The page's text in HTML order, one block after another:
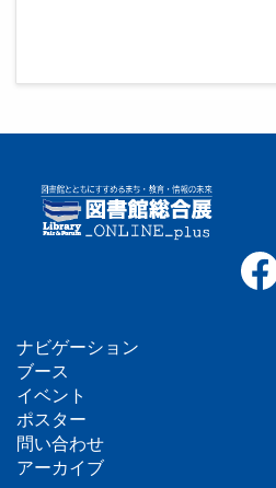
フ
ッ
タ
ナビゲーション
ブース
イベント
ポスター
問い合わせ
アーカイブ